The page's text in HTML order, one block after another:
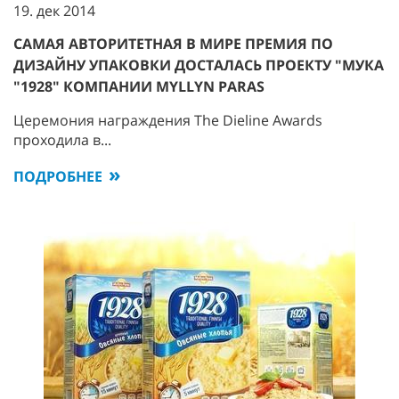
19. дек 2014
САМАЯ АВТОРИТЕТНАЯ В МИРЕ ПРЕМИЯ ПО
ДИЗАЙНУ УПАКОВКИ ДОСТАЛАСЬ ПРОЕКТУ "МУКА
"1928" КОМПАНИИ MYLLYN PARAS
Церемония награждения The Dieline Awards
проходила в...
ПОДРОБНЕЕ